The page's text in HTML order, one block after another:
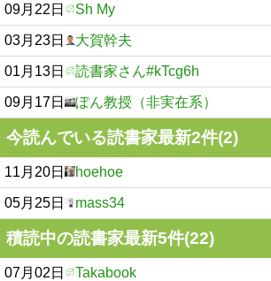
09月22日 Sh My
03月23日 大賀幹夫
01月13日 読書家さん#kTcg6h
09月17日 ぽん教授（非実在系）
今読んでいる読書家最新2件(2)
11月20日 hoehoe
05月25日 mass34
積読中の読書家最新5件(22)
07月02日 Takabook